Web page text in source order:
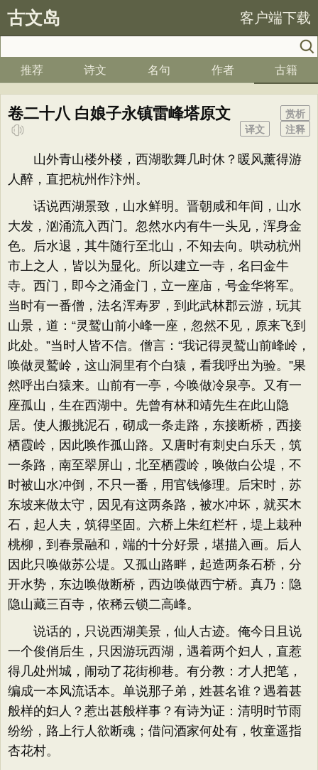
古文岛 客户端下载
推荐 诗文 名句 作者 古籍
卷二十八 白娘子永镇雷峰塔原文
赏析
注释
译文
山外青山楼外楼，西湖歌舞几时休？暖风薰得游
人醉，直把杭州作汴州。
话说西湖景致，山水鲜明。晋朝咸和年间，山水
大发，汹涌流入西门。忽然水内有牛一头见，浑身金
色。后水退，其牛随行至北山，不知去向。哄动杭州
市上之人，皆以为显化。所以建立一寺，名曰金牛
寺。西门，即今之涌金门，立一座庙，号金华将军。
当时有一番僧，法名浑寿罗，到此武林郡云游，玩其
山景，道：​“灵鹫山前小峰一座，忽然不见，原来飞到
此处。​”当时人皆不信。僧言：​“我记得灵鹫山前峰岭，
唤做灵鹫岭，这山洞里有个白猿，看我呼出为验。​”果
然呼出白猿来。山前有一亭，今唤做冷泉亭。又有一
座孤山，生在西湖中。先曾有林和靖先生在此山隐
居。使人搬挑泥石，砌成一条走路，东接断桥，西接
栖霞岭，因此唤作孤山路。又唐时有刺史白乐天，筑
一条路，南至翠屏山，北至栖霞岭，唤做白公堤，不
时被山水冲倒，不只一番，用官钱修理。后宋时，苏
东坡来做太守，因见有这两条路，被水冲坏，就买木
石，起人夫，筑得坚固。六桥上朱红栏杆，堤上栽种
桃柳，到春景融和，端的十分好景，堪描入画。后人
因此只唤做苏公堤。又孤山路畔，起造两条石桥，分
开水势，东边唤做断桥，西边唤做西宁桥。真乃：隐
隐山藏三百寺，依稀云锁二高峰。
说话的，只说西湖美景，仙人古迹。俺今日且说
一个俊俏后生，只因游玩西湖，遇着两个妇人，直惹
得几处州城，闹动了花街柳巷。有分教：才人把笔，
编成一本风流话本。单说那子弟，姓甚名谁？遇着甚
般样的妇人？惹出甚般样事？有诗为证：清明时节雨
纷纷，路上行人欲断魂；借问酒家何处有，牧童遥指
杏花村。